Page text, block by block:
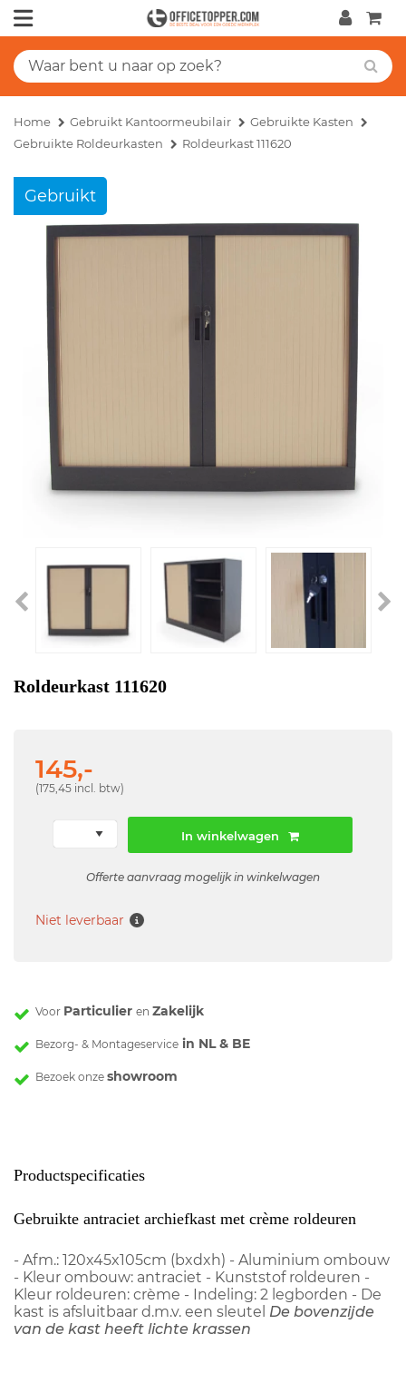
Home Gebruikt Kantoormeubilair
Gebruikte Kasten
Gebruikte Roldeurkasten
Roldeurkast 111620
Gebruikt
Roldeurkast 111620
145,-
(175,45 incl. btw)
In winkelwagen
Offerte aanvraag mogelijk in winkelwagen
Niet leverbaar
Voor Particulier en Zakelijk
Bezorg- & Montageservice in NL & BE
Bezoek onze showroom
Productspecificaties
Gebruikte antraciet archiefkast met crème roldeuren
- Afm.: 120x45x105cm (bxdxh) - Aluminium ombouw
- Kleur ombouw: antraciet - Kunststof roldeuren -
Kleur roldeuren: crème - Indeling: 2 legborden - De
kast is afsluitbaar d.m.v. een sleutel De bovenzijde
van de kast heeft lichte krassen